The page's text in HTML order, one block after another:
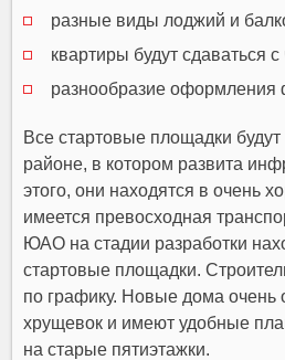
разные виды лоджий и
квартиры будут сдаваться с
разнообразие оформления
Все стартовые площадки
районе, в котором развита
этого, они находятся в очень
имеется превосходная
ЮАО на стадии разработки
стартовые площадки.
по графику. Новые дома очень
хрущевок и имеют удобные
на старые пятиэтажки.